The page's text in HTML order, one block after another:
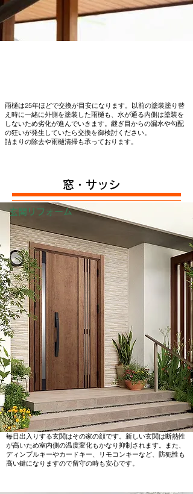
雨樋は25年ほどで交換が目安になります。以前の塗装塗り替
え時に一緒に外側を塗装した雨樋も、水が通る内側は塗装を
しないため劣化が進んでいきます。継ぎ目からの漏水や勾配
の狂いが発生していたら交換を御検討ください。
詰まりの除去や雨樋清掃も承っております。
窓・サッシ
玄関リフォーム
毎日出入りする玄関はその家の顔です。新しい玄関は断熱性
が高いため室内側の温度変化もかなり抑制されます。また、
ディンプルキーやカードキー、リモコンキーなど、防犯性も
高い鍵になりますので留守の時も安心です。